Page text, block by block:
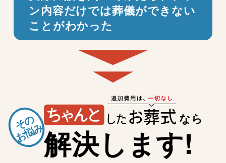
ン内容だけでは葬儀ができない
ことがわかった
その
お悩み
なら
解決します!